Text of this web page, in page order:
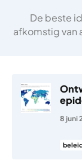
De beste
afkomstig van
8 juni